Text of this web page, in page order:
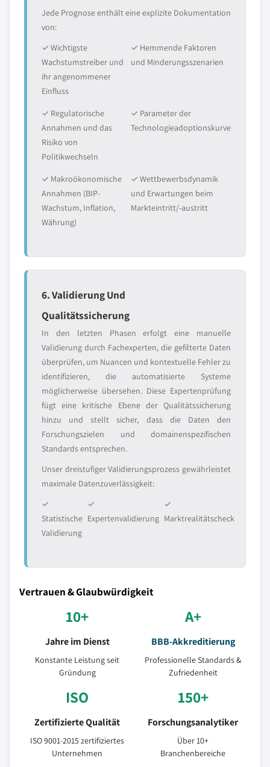
Jede Prognose enthält eine explizite Dokumentation
von:
✓ Wichtigste
Wachstumstreiber und
ihr angenommener
Einfluss
✓ Hemmende Faktoren
und Minderungsszenarien
✓ Regulatorische
Annahmen und das
Risiko von
Politikwechseln
✓ Parameter der
Technologieadoptionskurve
✓ Makroökonomische
Annahmen (BIP-
Wachstum, Inflation,
Währung)
✓ Wettbewerbsdynamik
und Erwartungen beim
Markteintritt/-austritt
6. Validierung Und
Qualitätssicherung
In den letzten Phasen erfolgt eine manuelle
Validierung durch Fachexperten, die gefilterte Daten
überprüfen, um Nuancen und kontextuelle Fehler zu
identifizieren, die automatisierte Systeme
möglicherweise übersehen. Diese Expertenprüfung
fügt eine kritische Ebene der Qualitätssicherung
hinzu und stellt sicher, dass die Daten den
Forschungszielen und domainenspezifischen
Standards entsprechen.
Unser dreistufiger Validierungsprozess gewährleistet
maximale Datenzuverlässigkeit:
✓
Statistische
Validierung
✓
Expertenvalidierung
✓
Marktrealitätscheck
Vertrauen & Glaubwürdigkeit
10+
Jahre im Dienst
Konstante Leistung seit
Gründung
A+
BBB-Akkreditierung
Professionelle Standards &
Zufriedenheit
ISO
Zertifizierte Qualität
ISO 9001-2015 zertifiziertes
Unternehmen
150+
Forschungsanalytiker
Über 10+
Branchenbereiche